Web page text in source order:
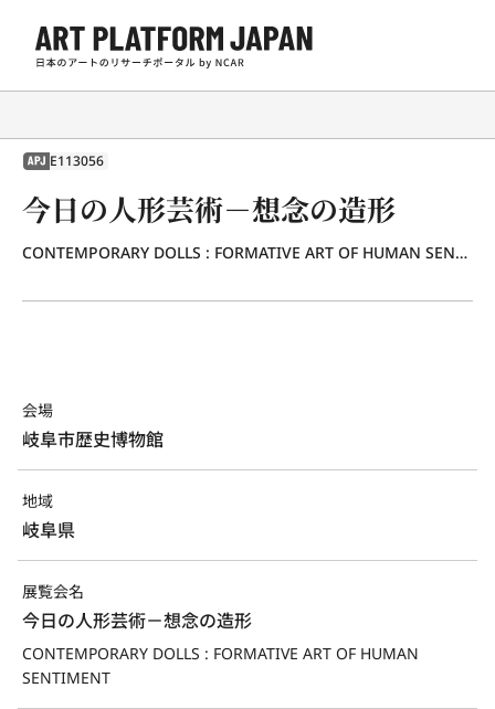
APJ E113056
今日の人形芸術－想念の造形
CONTEMPORARY DOLLS : FORMATIVE ART OF HUMAN SENTIMENT
会場
岐阜市歴史博物館
地域
岐阜県
展覧会名
今日の人形芸術－想念の造形
CONTEMPORARY DOLLS : FORMATIVE ART OF HUMAN
SENTIMENT